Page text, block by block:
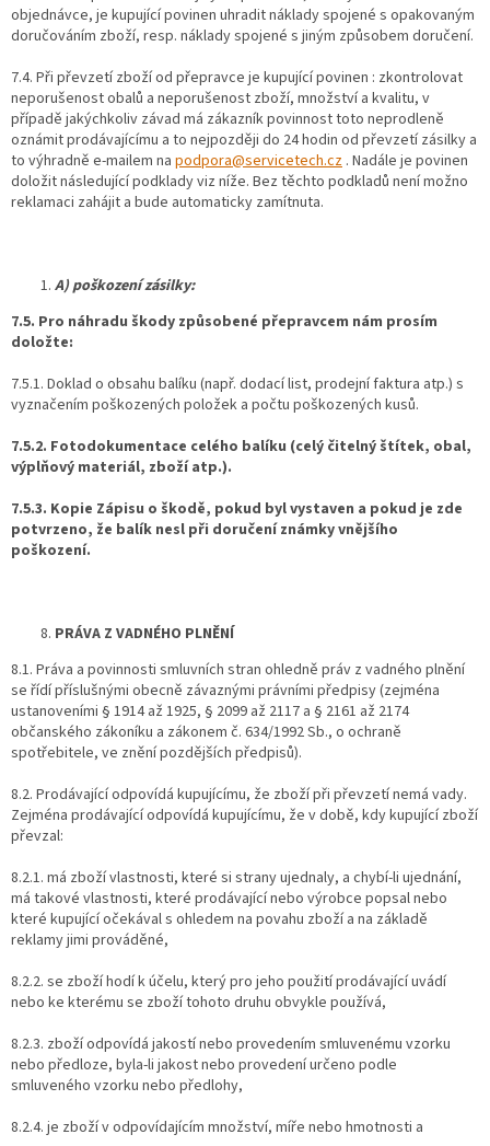
objednávce, je kupující povinen uhradit náklady spojené s opakovaným
doručováním zboží, resp. náklady spojené s jiným způsobem doručení.
7.4. Při převzetí zboží od přepravce je kupující povinen : zkontrolovat
neporušenost obalů a neporušenost zboží, množství a kvalitu, v
případě jakýchkoliv závad má zákazník povinnost toto neprodleně
oznámit prodávajícímu a to nejpozději do 24 hodin od převzetí zásilky a
to výhradně e-mailem na podpora@servicetech.cz . Nadále je povinen
doložit následující podklady viz níže. Bez těchto podkladů není možno
reklamaci zahájit a bude automaticky zamítnuta.
A) poškození zásilky:
7.5. Pro náhradu škody způsobené přepravcem nám prosím
doložte:
7.5.1. Doklad o obsahu balíku (např. dodací list, prodejní faktura atp.) s
vyznačením poškozených položek a počtu poškozených kusů.
7.5.2. Fotodokumentace celého balíku (celý čitelný štítek, obal,
výplňový materiál, zboží atp.).
7.5.3. Kopie Zápisu o škodě, pokud byl vystaven a pokud je zde
potvrzeno, že balík nesl při doručení známky vnějšího
poškození.
PRÁVA Z VADNÉHO PLNĚNÍ
8.1. Práva a povinnosti smluvních stran ohledně práv z vadného plnění
se řídí příslušnými obecně závaznými právními předpisy (zejména
ustanoveními § 1914 až 1925, § 2099 až 2117 a § 2161 až 2174
občanského zákoníku a zákonem č. 634/1992 Sb., o ochraně
spotřebitele, ve znění pozdějších předpisů).
8.2. Prodávající odpovídá kupujícímu, že zboží při převzetí nemá vady.
Zejména prodávající odpovídá kupujícímu, že v době, kdy kupující zboží
převzal:
8.2.1. má zboží vlastnosti, které si strany ujednaly, a chybí-li ujednání,
má takové vlastnosti, které prodávající nebo výrobce popsal nebo
které kupující očekával s ohledem na povahu zboží a na základě
reklamy jimi prováděné,
8.2.2. se zboží hodí k účelu, který pro jeho použití prodávající uvádí
nebo ke kterému se zboží tohoto druhu obvykle používá,
8.2.3. zboží odpovídá jakostí nebo provedením smluvenému vzorku
nebo předloze, byla-li jakost nebo provedení určeno podle
smluveného vzorku nebo předlohy,
8.2.4. je zboží v odpovídajícím množství, míře nebo hmotnosti a